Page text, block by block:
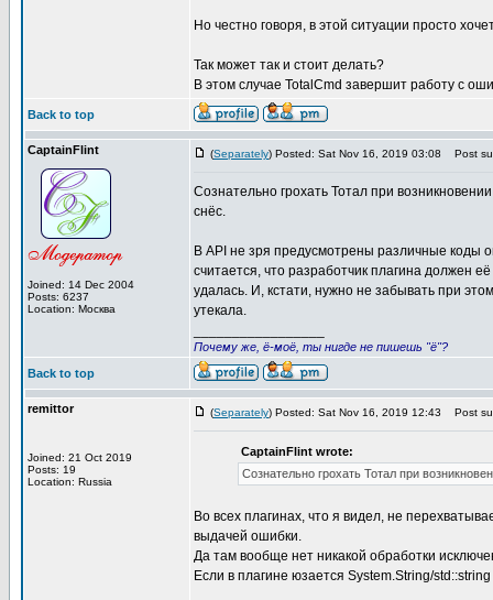
Но честно говоря, в этой ситуации просто
Так может так и стоит делать?
В этом случае TotalCmd завершит работу с
Back to top
CaptainFlint
Joined: 14 Dec 2004
Posts: 6237
Location: Москва
(Separately) Posted: Sat Nov 16, 2019 03:08 Post
Сознательно грохать Тотал при
снёс.
В API не зря предусмотрены различные коды
считается, что разработчик плагина должен
удалась. И, кстати, нужно не забывать при
утекала.
Почему же, ё-моё, ты нигде не пишешь "ё"?
Back to top
remittor
Joined: 21 Oct 2019
Posts: 19
Location: Russia
(Separately) Posted: Sat Nov 16, 2019 12:43 Post
CaptainFlint wrote:
Сознательно грохать Тотал при
Во всех плагинах, что я видел, не
выдачей ошибки.
Да там вообще нет никакой обработки
Если в плагине юзается System.String/